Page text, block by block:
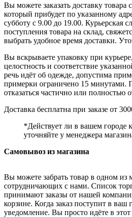
Вы можете заказать доставку
который прибудет по указанному
субботу с 9.00 до 19.00. Курьерская
поступления товара на склад,
выбрать удобное время доставки.
Вы вскрываете упаковку при
целостность и соответствие
речь идёт об одежде, допустима
примерки ограничено 15 минутами.
отказаться частично или полностью
Доставка бесплатна при заказе от
*Действует ли в вашем городе
уточняйте у менеджера
Самовывоз из магазина
Вы можете забрать товар в одном из
сотрудничающих с нами. Список
принимают заказы от нашей
корзине. Когда заказ поступит в ваш
уведомление. Вы просто идёте в